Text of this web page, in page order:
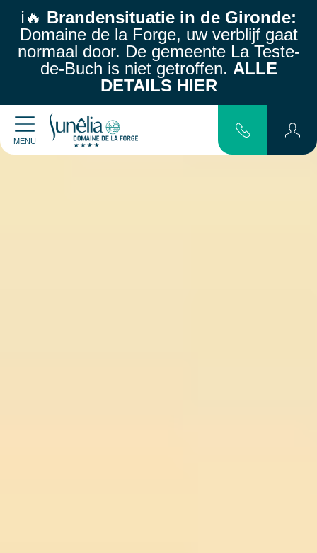
ℹ️🔥 Brandensituatie in de Gironde:
Domaine de la Forge, uw verblijf gaat
normaal door. De gemeente La Teste-
de-Buch is niet getroffen. ALLE
DETAILS HIER
MENU